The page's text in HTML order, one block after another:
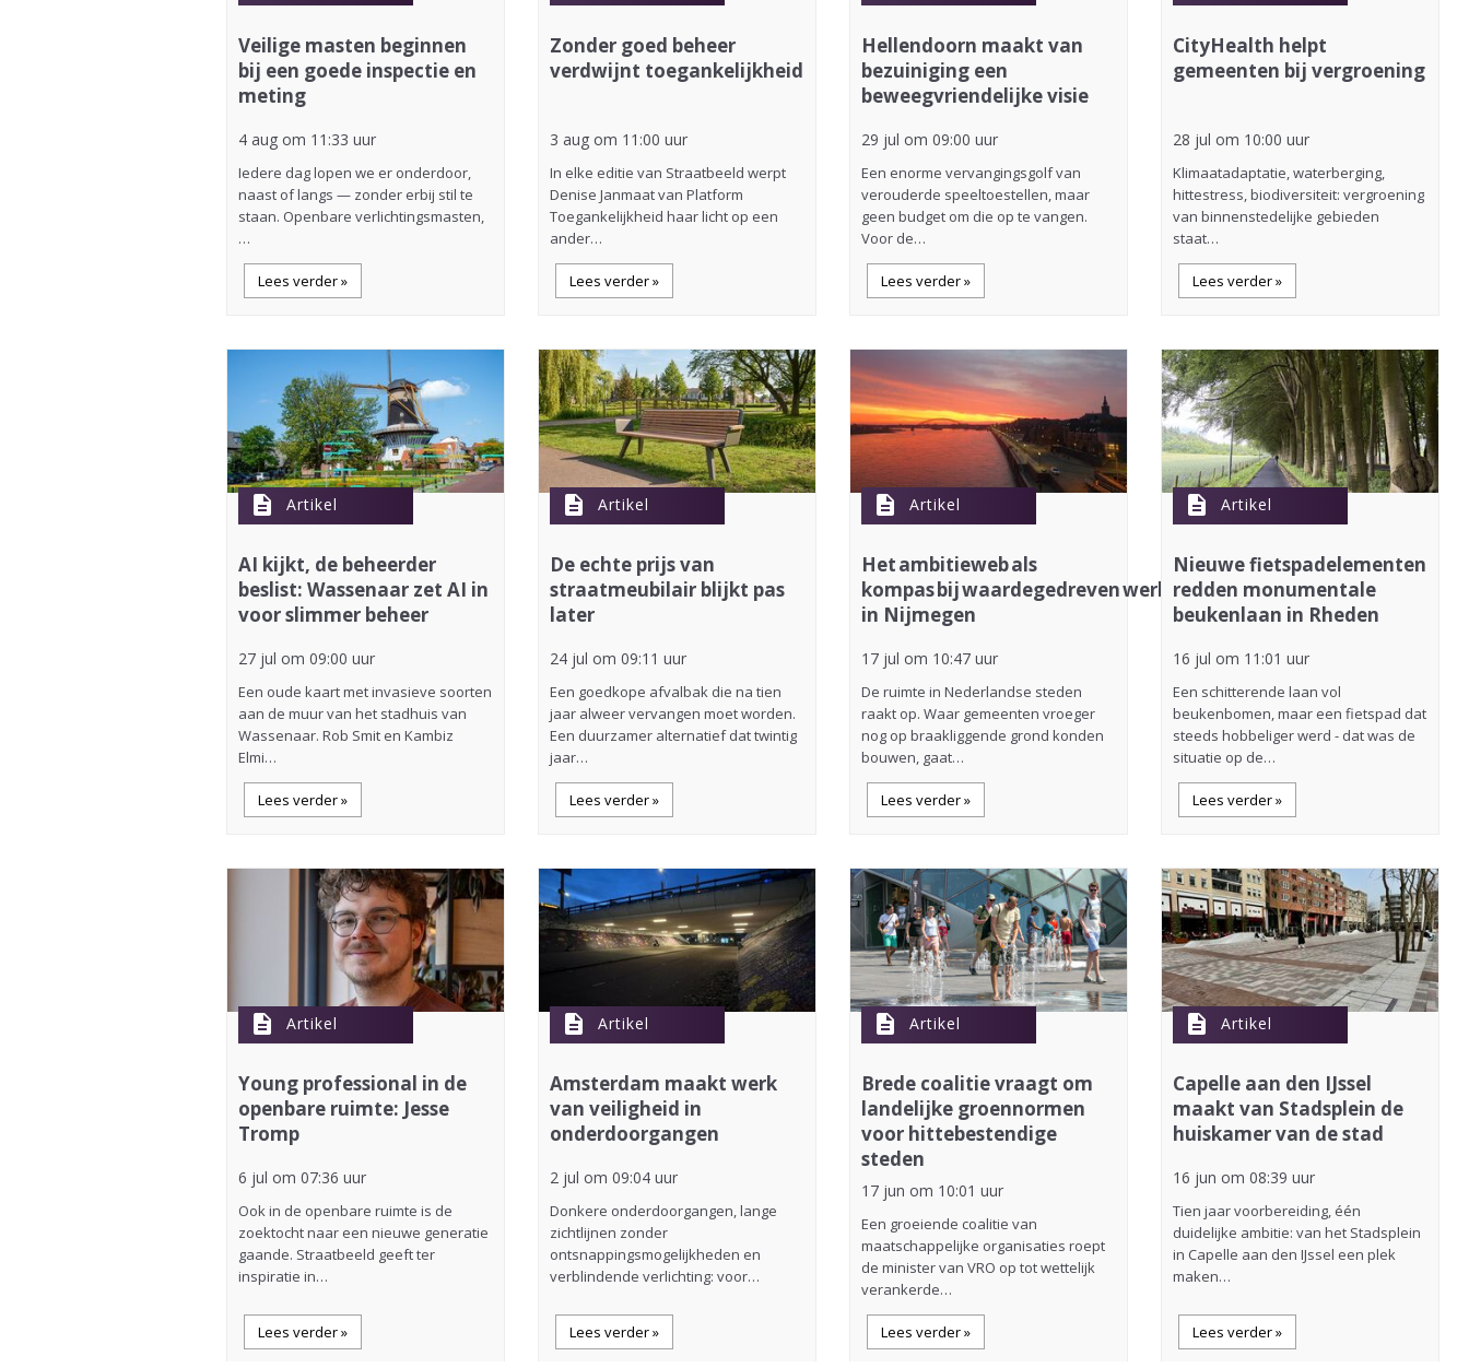
Veilige masten beginnen
bij een goede inspectie en
meting
4 aug om 11:33 uur
Iedere dag lopen we er onderdoor,
naast of langs — zonder erbij stil te
staan. Openbare verlichtingsmasten,
…
Lees verder »
Zonder goed beheer
verdwijnt toegankelijkheid
3 aug om 11:00 uur
In elke editie van Straatbeeld werpt
Denise Janmaat van Platform
Toegankelijkheid haar licht op een
ander…
Lees verder »
Hellendoorn maakt van
bezuiniging een
beweegvriendelijke visie
29 jul om 09:00 uur
Een enorme vervangingsgolf van
verouderde speeltoestellen, maar
geen budget om die op te vangen.
Voor de…
Lees verder »
CityHealth helpt
gemeenten bij vergroening
28 jul om 10:00 uur
Klimaatadaptatie, waterberging,
hittestress, biodiversiteit: vergroening
van binnenstedelijke gebieden
staat…
Lees verder »
description Artikel
AI kijkt, de beheerder
beslist: Wassenaar zet AI in
voor slimmer beheer
27 jul om 09:00 uur
Een oude kaart met invasieve soorten
aan de muur van het stadhuis van
Wassenaar. Rob Smit en Kambiz
Elmi…
Lees verder »
description Artikel
De echte prijs van
straatmeubilair blijkt pas
later
24 jul om 09:11 uur
Een goedkope afvalbak die na tien
jaar alweer vervangen moet worden.
Een duurzamer alternatief dat twintig
jaar…
Lees verder »
description Artikel
Het ambitieweb als
kompas bij waardegedreven werken
in Nijmegen
17 jul om 10:47 uur
De ruimte in Nederlandse steden
raakt op. Waar gemeenten vroeger
nog op braakliggende grond konden
bouwen, gaat…
Lees verder »
description Artikel
Nieuwe fietspadelementen
redden monumentale
beukenlaan in Rheden
16 jul om 11:01 uur
Een schitterende laan vol
beukenbomen, maar een fietspad dat
steeds hobbeliger werd - dat was de
situatie op de…
Lees verder »
description Artikel
Young professional in de
openbare ruimte: Jesse
Tromp
6 jul om 07:36 uur
Ook in de openbare ruimte is de
zoektocht naar een nieuwe generatie
gaande. Straatbeeld geeft ter
inspiratie in…
Lees verder »
description Artikel
Amsterdam maakt werk
van veiligheid in
onderdoorgangen
2 jul om 09:04 uur
Donkere onderdoorgangen, lange
zichtlijnen zonder
ontsnappingsmogelijkheden en
verblindende verlichting: voor…
Lees verder »
description Artikel
Brede coalitie vraagt om
landelijke groennormen
voor hittebestendige
steden
17 jun om 10:01 uur
Een groeiende coalitie van
maatschappelijke organisaties roept
de minister van VRO op tot wettelijk
verankerde…
Lees verder »
description Artikel
Capelle aan den IJssel
maakt van Stadsplein de
huiskamer van de stad
16 jun om 08:39 uur
Tien jaar voorbereiding, één
duidelijke ambitie: van het Stadsplein
in Capelle aan den IJssel een plek
maken…
Lees verder »